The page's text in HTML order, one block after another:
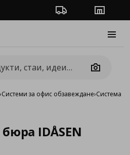
Проследяване на
Camera
›Системи за офис обзавеждане›Система
IDÅSEN